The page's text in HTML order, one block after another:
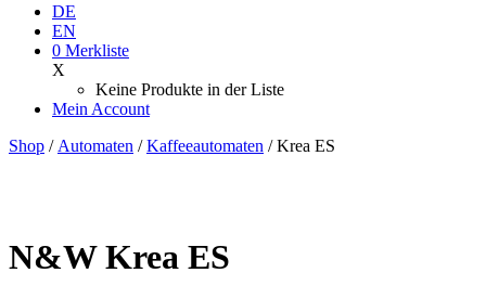
DE
EN
0 Merkliste
X
Keine Produkte in der Liste
Mein Account
Shop / Automaten /Kaffeeautomaten / Krea ES
N&W Krea ES